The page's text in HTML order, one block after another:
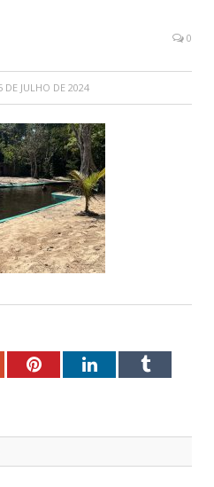
0
DE JULHO DE 2024
PinterestLinkedInTumblr